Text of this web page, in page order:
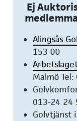
Ej
Alingsås
153 00
Malmö
013-24 24
Golvtjänst